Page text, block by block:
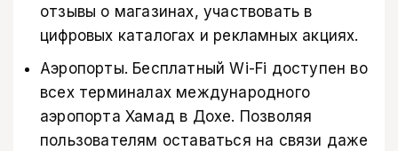
отзывы о магазинах, участвовать в
цифровых каталогах и рекламных акциях.
Аэропорты. Бесплатный Wi-Fi доступен во
всех терминалах международного
аэропорта Хамад в Дохе. Позволяя
пользователям оставаться на связи даже